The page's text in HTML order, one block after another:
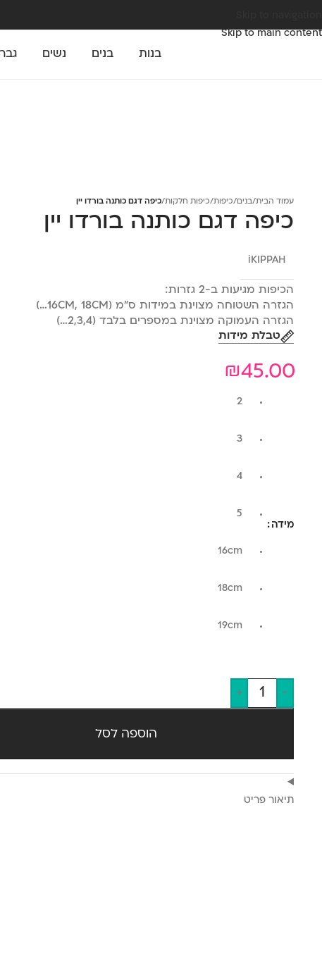
Skip to main content
בנות בנים נשים
עמוד הבית/בנים/כיפות/כיפות חלקות/כיפה דגם כותנה בורדו יין
כיפה דגם כותנה בורדו יין
iKIPPAH
הכיפות מגיעות ב-2 גזרות:
הגזרה השטוחה מצוינת במידות ס"מ (16CM, 18CM…)
הגזרה העמוקה מצוינת במספרים בלבד (2,3,4…)
טבלת מידות
45.00
₪
מידה
2
3
4
5
16cm
18cm
19cm
-
+
הוספה לסל
תיאור פריט